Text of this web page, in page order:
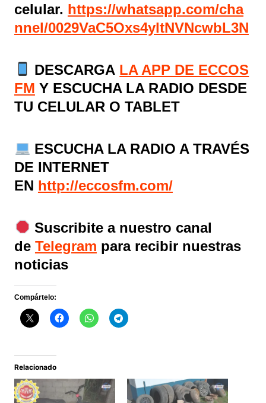
celular. https://whatsapp.com/cha
nnel/0029VaC5Oxs4yltNVNcwbL3N
DESCARGA LA APP DE ECCOS
FM Y ESCUCHA LA RADIO DESDE
TU CELULAR O TABLET
ESCUCHA LA RADIO A TRAVÉS
DE INTERNET
EN http://eccosfm.com/
Suscribite a nuestro canal
de Telegram para recibir nuestras
noticias
Compártelo:
Relacionado